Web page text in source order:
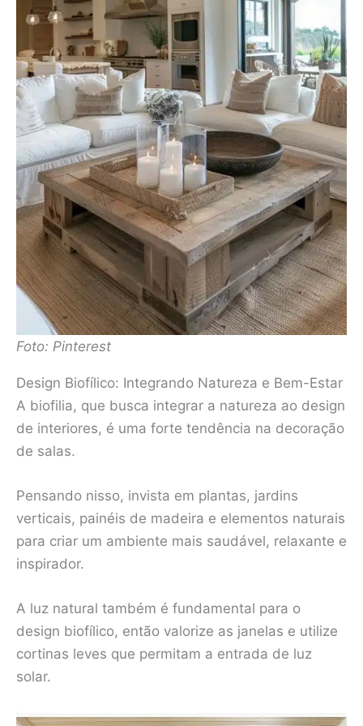
Foto: Pinterest
Design Biofílico: Integrando Natureza e Bem-Estar
A biofilia, que busca integrar a natureza ao design
de interiores, é uma forte tendência na decoração
de salas.
Pensando nisso, invista em plantas, jardins
verticais, painéis de madeira e elementos naturais
para criar um ambiente mais saudável, relaxante e
inspirador.
A luz natural também é fundamental para o
design biofílico, então valorize as janelas e utilize
cortinas leves que permitam a entrada de luz
solar.